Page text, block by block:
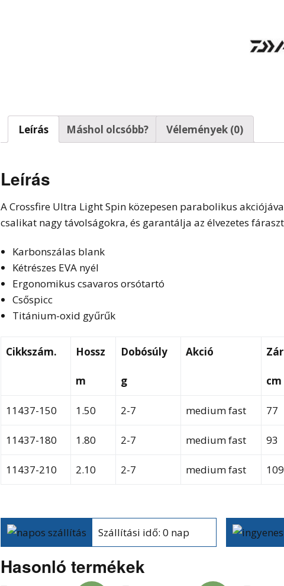
Leírás Máshol olcsóbb? Vélemények (0)
Leírás
A Crossfire Ultra Light Spin közepesen parabolikus
csalikat nagy távolságokra, és garantálja az élvezetes
Karbonszálas blank
Kétrészes EVA nyél
Ergonomikus csavaros orsótartó
Csőspicc
Titánium-oxid gyűrűk
Cikkszám. Hossz Dobósúly Akció
m g cm
11437-150 1.50 2-7 medium fast 77
11437-180 1.80 2-7 medium fast 93
11437-210 2.10 2-7 medium fast 109
Szállítási idő: 0 nap
Hasonló termékek